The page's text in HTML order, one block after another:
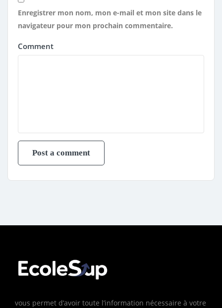
Enregistrer mon nom, mon e-mail et mon site dans le
navigateur pour mon prochain commentaire.
Comment
vous permet d’avoir toute l’information nécessaire à votre